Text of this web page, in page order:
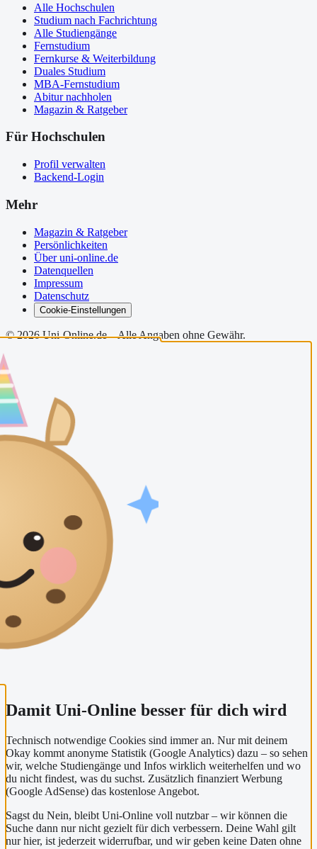
Alle Hochschulen
Studium nach Fachrichtung
Alle Studiengänge
Fernstudium
Fernkurse & Weiterbildung
Duales Studium
MBA-Fernstudium
Abitur nachholen
Magazin & Ratgeber
Für Hochschulen
Profil verwalten
Backend-Login
Mehr
Magazin & Ratgeber
Persönlichkeiten
Über uni-online.de
Datenquellen
Impressum
Datenschutz
Cookie-Einstellungen
©2026Uni-Online.de – Alle Angaben ohne Gewähr.
Damit Uni-Online besser für dich wird
Technisch notwendige Cookies sind immer an. Nur mit deinem
Okay kommt anonyme Statistik (Google Analytics) dazu – so sehen
wir, welche Studiengänge und Infos wirklich weiterhelfen und wo
du nicht findest, was du suchst. Zusätzlich finanziert Werbung
(Google AdSense) das kostenlose Angebot.
Sagst du Nein, bleibt Uni-Online voll nutzbar – wir können die
Suche dann nur nicht gezielt für dich verbessern. Deine Wahl gilt
nur hier, ist jederzeit widerrufbar, und wir geben keine Daten ohne